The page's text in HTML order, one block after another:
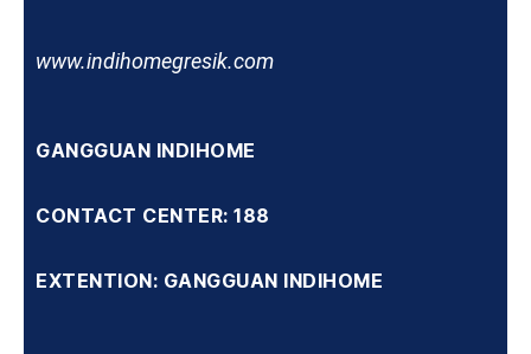
www.indihomegresik.com
GANGGUAN INDIHOME
CONTACT CENTER: 188
EXTENTION: GANGGUAN INDIHOME